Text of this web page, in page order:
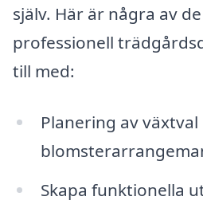
själv. Här är några av
professionell
till med:
Planering av växtval
Skapa funktionella